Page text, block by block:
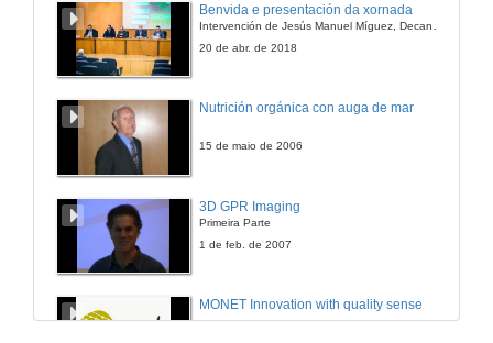
Presentación: Jesús Armenteros
Benvida e presentación da xornada
Intervención de Jesús Manuel Míguez, Decano da Facultade de Bioloxía
20 de abr. de 2018
Nutrición orgánica con auga de mar
15 de maio de 2006
3D GPR Imaging
Primeira Parte
1 de feb. de 2007
MONET Innovation with quality sense